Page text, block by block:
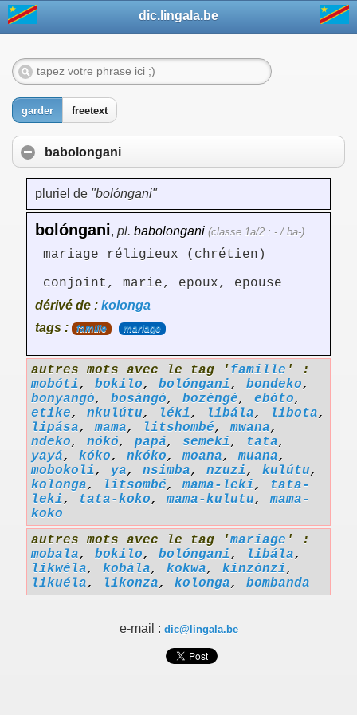
dic.lingala.be
garder freetext
babolongani
pluriel de "bolóngani"
bolóngani, pl. babolongani (classe 1a/2 : - / ba-)
mariage réligieux (chrétien)
conjoint, marie, epoux, epouse
dérivé de : kolonga
tags :
famille mariage
autres mots avec le tag ' famille ' :
mobóti, bokilo, bolóngani, bondeko,
bonyangó, bosángó, bozéngé, ebóto,
etike, nkulútu, léki, libála, libota,
lipása,mama, litshombé,mwana,
ndeko, nókó, papá, semeki, tata,
yayá, kóko, nkóko,moana,muana,
mobokoli, ya, nsimba, nzuzi, kulútu,
kolonga, litsombé,mama-leki,
tata-
leki, tata-koko,mama-kulutu,mama-
koko
autres mots avec le tag 'mariage ' :
mobala, bokilo, bolóngani, libála,
likwéla, kobála, kokwa, kinzónzi,
likuéla, likonza, kolonga, bombanda
e-mail : dic@lingala.be